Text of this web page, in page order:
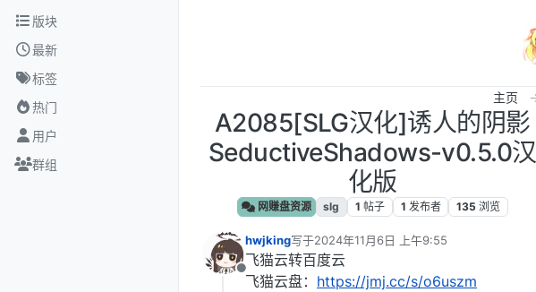
跳转至内容
版块
最新
标签
热门
用户
群组
主页
A2085[SLG汉化]诱人的阴影
SeductiveShadows-v0.5.0汉
化版
网赚盘资源 slg 1 帖子 1 发布者 135 浏览
离线
hwjking写于2024年11月6日 上午9:55
最后由 编辑
飞猫云转百度云
飞猫云盘： https://jmj.cc/s/o6uszm